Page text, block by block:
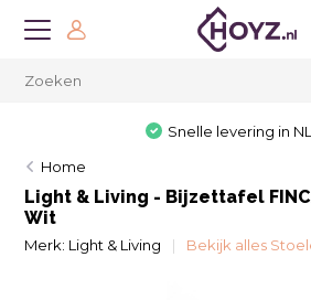
Snelle levering in
Home
Light & Living - Bijzettafel
Wit
Merk: Light & Living Bekijk alles